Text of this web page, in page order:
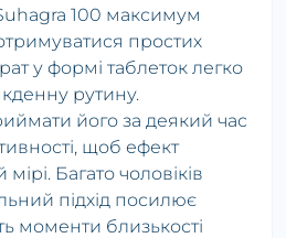
100 максимум
простих
у формі таблеток легко
рутину.
його за деякий час
щоб ефект
Багато чоловіків
підхід посилює
моменти близькості